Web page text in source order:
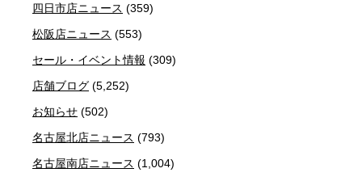
四日市店ニュース (359)
松阪店ニュース (553)
セール・イベント情報 (309)
店舗ブログ (5,252)
お知らせ (502)
名古屋北店ニュース (793)
名古屋南店ニュース (1,004)